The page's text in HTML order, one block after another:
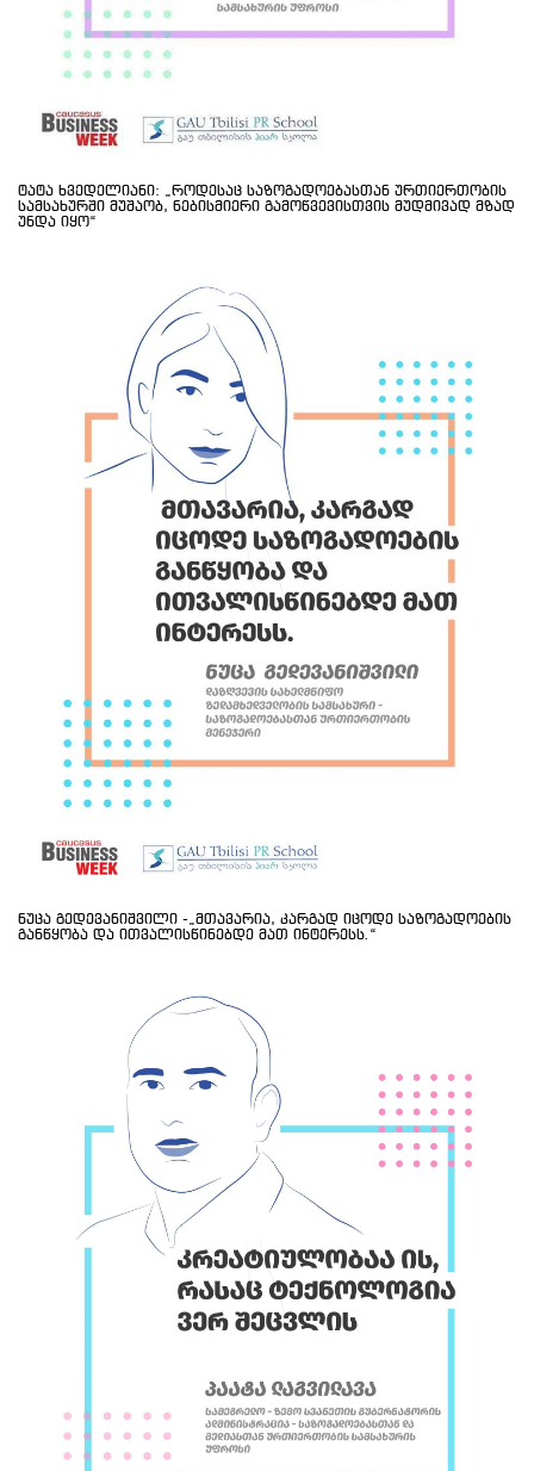
ტატა ხვედელიანი: „როდესაც საზოგადოებასთან ურთიერთობის
სამსახურში მუშაობ, ნებისმიერი გამოწვევისთვის მუდმივად მზად
უნდა იყო“
ნუცა გედევანიშვილი -„მთავარია, კარგად იცოდე საზოგადოების
განწყობა და ითვალისწინებდე მათ ინტერესს.“